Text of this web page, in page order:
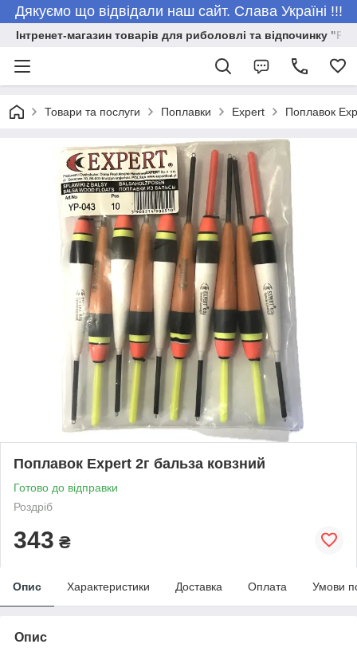
Дякуємо що відвідали наш сайт. Слава Україні !!!
Інтренет-магазин товарів для риболовлі та відпочинку
Товари та послуги Поплавки Expert Поплавок
Поплавок Expert 2г бальза ковзний
Готово до відправки
Роздріб
343 ₴
Опис Характеристики Доставка Оплата Умови
Опис